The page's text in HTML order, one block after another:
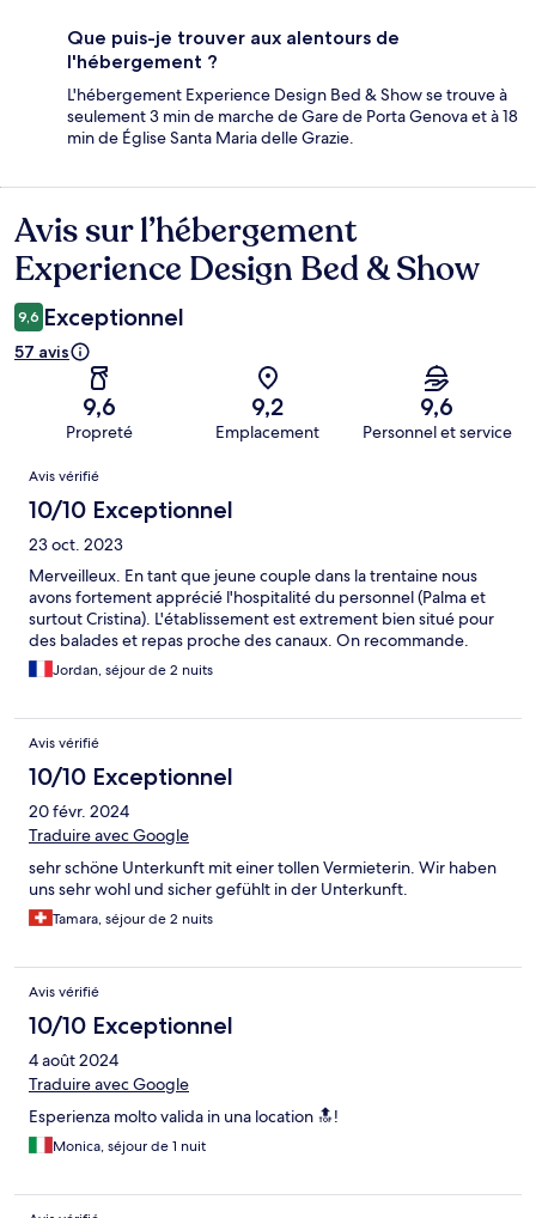
Que puis-je trouver aux alentours de
l'hébergement ?
L'hébergement Experience Design Bed & Show se trouve à
seulement 3 min de marche de Gare de Porta Genova et à 18
min de Église Santa Maria delle Grazie.
Avis
Avis sur l’hébergement
Experience Design Bed & Show
9,6 Exceptionnel
57 avis
9,6
Propreté
9,2
Emplacement
9,6
Personnel et service
Avis
Avis vérifié
10/10 Exceptionnel
23 oct. 2023
Merveilleux. En tant que jeune couple dans la trentaine nous
avons fortement apprécié l'hospitalité du personnel (Palma et
surtout Cristina). L'établissement est extrement bien situé pour
des balades et repas proche des canaux. On recommande.
Jordan, séjour de 2 nuits
Avis vérifié
10/10 Exceptionnel
20 févr. 2024
Traduire avec Google
sehr schöne Unterkunft mit einer tollen Vermieterin. Wir haben
uns sehr wohl und sicher gefühlt in der Unterkunft.
Tamara, séjour de 2 nuits
Avis vérifié
10/10 Exceptionnel
4 août 2024
Traduire avec Google
Esperienza molto valida in una location 🔝!
Monica, séjour de 1 nuit